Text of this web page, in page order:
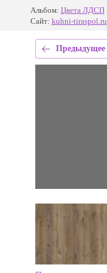
Альбом: Цвета ЛДСП
Сайт: kuhni-tiraspol.ru
Предыдущее